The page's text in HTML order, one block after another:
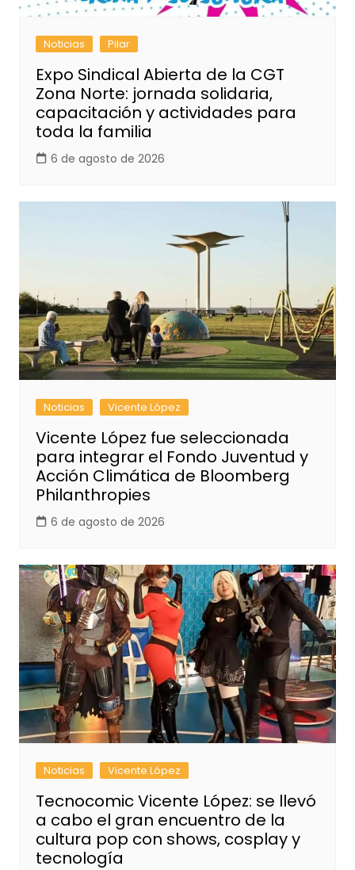
Noticias Pilar
Expo Sindical Abierta de la CGT
Zona Norte: jornada solidaria,
capacitación y actividades para
toda la familia
6 de agosto de 2026
Noticias Vicente López
Vicente López fue seleccionada
para integrar el Fondo Juventud y
Acción Climática de Bloomberg
Philanthropies
6 de agosto de 2026
Noticias Vicente López
Tecnocomic Vicente López: se llevó
a cabo el gran encuentro de la
cultura pop con shows, cosplay y
tecnología